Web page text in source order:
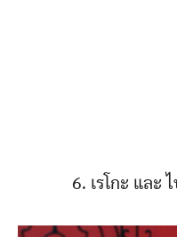
6. เรโกะ และ